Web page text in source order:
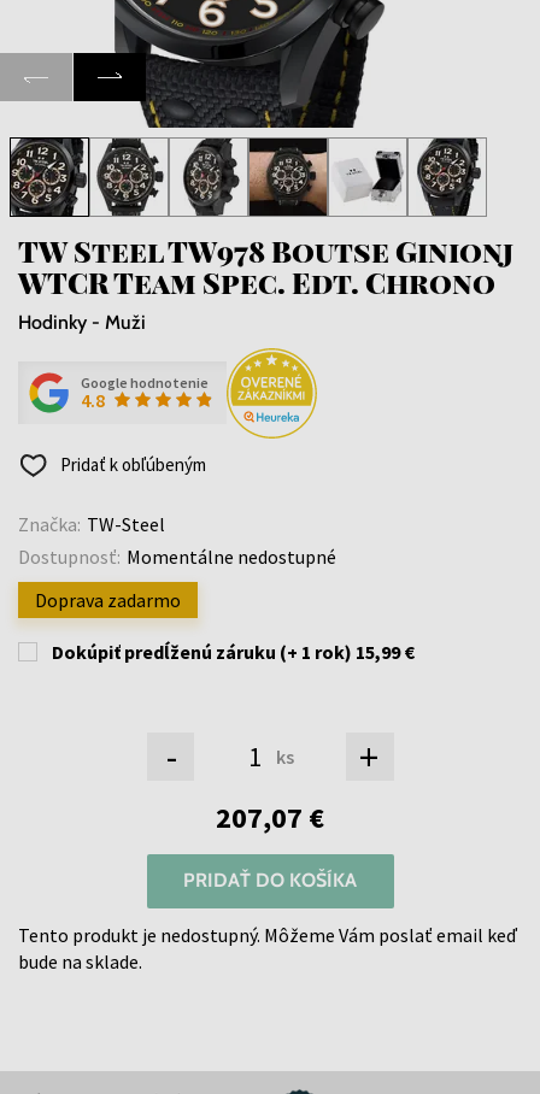
TW Steel TW978 Boutse Ginionj
WTCR Team Spec. Edt. Chrono
Hodinky - Muži
Google hodnotenie
4.8
Pridať k obľúbeným
Značka: TW-Steel
Dostupnosť: Momentálne nedostupné
Doprava zadarmo
Dokúpiť predĺženú záruku (+ 1 rok) 15,99 €
- ks +
207,07 €
PRIDAŤ DO KOŠÍKA
Tento produkt je nedostupný. Môžeme Vám poslať email keď
bude na sklade.